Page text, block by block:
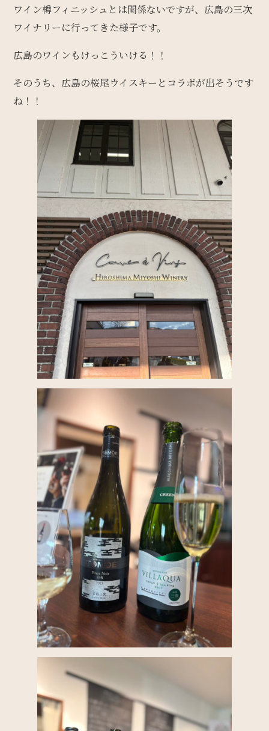
ワイン樽フィニッシュとは関係ないですが、広島の三次
ワイナリーに行ってきた様子です。
広島のワインもけっこういける！！
そのうち、広島の桜尾ウイスキーとコラボが出そうです
ね！！